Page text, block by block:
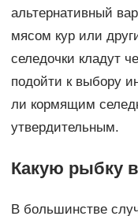
альтернативный
мясом кур или
селедочки кладут
подойти к выбору
ли кормящим
утвердительным.
Какую рыбку
В большинстве